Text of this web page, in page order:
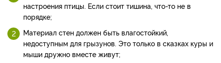
настроения птицы. Если стоит тишина, что-то не в
порядке;
Материал стен должен быть влагостойкий,
недоступным для грызунов. Это только в сказках куры и
мыши дружно вместе живут;